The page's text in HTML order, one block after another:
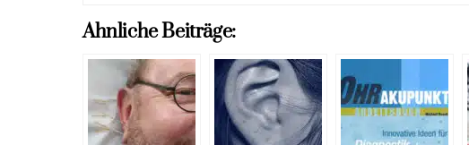
Ahnliche Beiträge: